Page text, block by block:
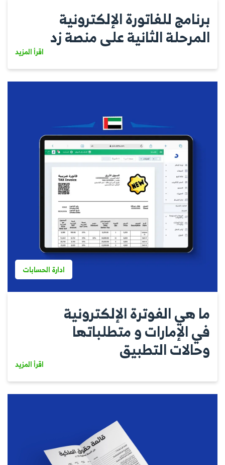
برنامج للفاتورة الإلكترونية
المرحلة الثانية على منصة زد
اقرأ المزيد
ادارة الحسابات
ما هي الفوترة الإلكترونية
في الإمارات و متطلباتها
وحالات التطبيق
اقرأ المزيد